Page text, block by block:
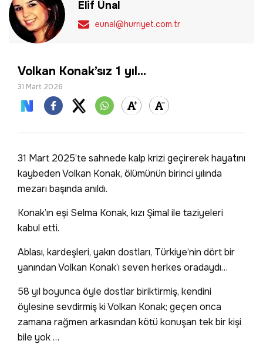
Elif Ünal
eunal@hurriyet.com.tr
Volkan Konak’sız 1 yıl…
31 Mart 2026
31 Mart 2025’te sahnede kalp krizi geçirerek hayatını
kaybeden Volkan Konak, ölümünün birinci yılında
mezarı başında anıldı.
Konak’ın eşi Selma Konak, kızı Şimal ile taziyeleri
kabul etti.
Ablası, kardeşleri, yakın dostları, Türkiye’nin dört bir
yanından Volkan Konak’ı seven herkes oradaydı…
58 yıl boyunca öyle dostlar biriktirmiş, kendini
öylesine sevdirmiş ki Volkan Konak; geçen onca
zamana rağmen arkasından kötü konuşan tek bir kişi
bile yok …